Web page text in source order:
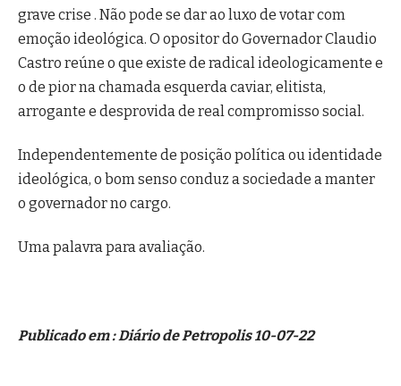
grave crise . Não pode se dar ao luxo de votar com
emoção ideológica. O opositor do Governador Claudio
Castro reúne o que existe de radical ideologicamente e
o de pior na chamada esquerda caviar, elitista,
arrogante e desprovida de real compromisso social.
Independentemente de posição política ou identidade
ideológica, o bom senso conduz a sociedade a manter
o governador no cargo.
Uma palavra para avaliação.
Publicado em : Diário de Petropolis 10-07-22